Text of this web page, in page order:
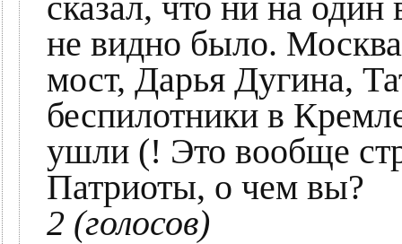
не видно было.
мост, Дарья Дугина,
беспилотники в
ушли (! Это вообще
Патриоты, о чем вы?
2 (голосов)